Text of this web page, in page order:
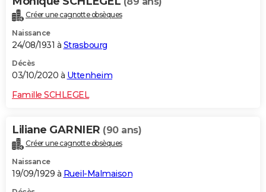
Créer une cagnotte obsèques
Naissance
24/08/1931 à Strasbourg
Décès
03/10/2020 à Uttenheim
Famille SCHLEGEL
Liliane GARNIER (90 ans)
Créer une cagnotte obsèques
Naissance
19/09/1929 à Rueil-Malmaison